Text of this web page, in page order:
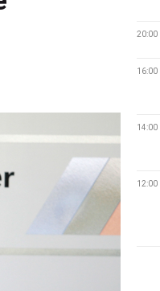
20:00
16:00
14:00
12:00